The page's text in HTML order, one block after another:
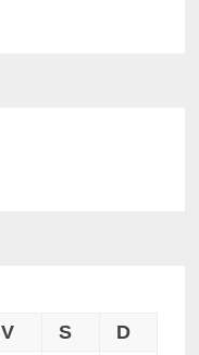
V S
D